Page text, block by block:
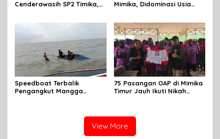
Cenderawasih SP2 Timika,
Mimika, Didominasi Usia
Speedboat Terbalik
Pengangkut Mangga
75 Pasangan OAP di Mimika
Timur Jauh Ikuti Nikah
View More